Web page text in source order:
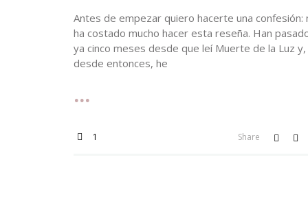
Antes de empezar quiero hacerte una confesión:
ha costado mucho hacer esta reseña. Han
ya cinco meses desde que leí Muerte de la Luz y,
desde entonces, he
1 Share